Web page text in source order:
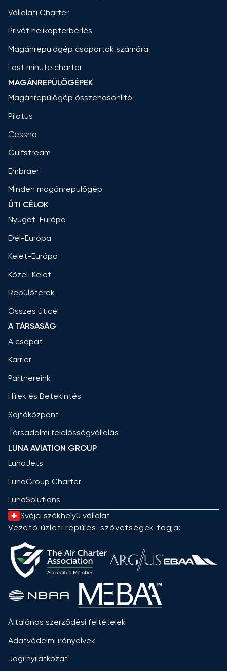
Vállalati Charter
Privát helikopterbérlés
Magánrepülőgép csoportok számára
Last minute charter
MAGÁNREPÜLŐGÉPEK
Magánrepülőgép összehasonlító
Pilatus
Cessna
Gulfstream
Embraer
Minden magánrepülőgép
ÚTI CÉLOK
Nyugat-Európa
Dél-Európa
Kelet-Európa
Közel-Kelet
Repülőterek
Összes úticél
A TÁRSASÁG
A csapat
Karrier
Partnereink
Hírek és Betekintés
Sajtóközpont
Társadalmi felelősségvállalás
LUNA AVIATION GROUP
LunaJets
LunaGroup Charter
LunaSolutions
Svájci székhelyű vállalat
Vezető üzleti repülési szövetségek tagja:
Általános szerződési feltételek
Adatvédelmi irányelvek
Jogi nyilatkozat